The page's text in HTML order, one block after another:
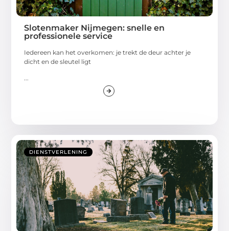
Slotenmaker Nijmegen: snelle en
professionele service
Iedereen kan het overkomen: je trekt de deur achter je
dicht en de sleutel ligt
DIENSTVERLENING